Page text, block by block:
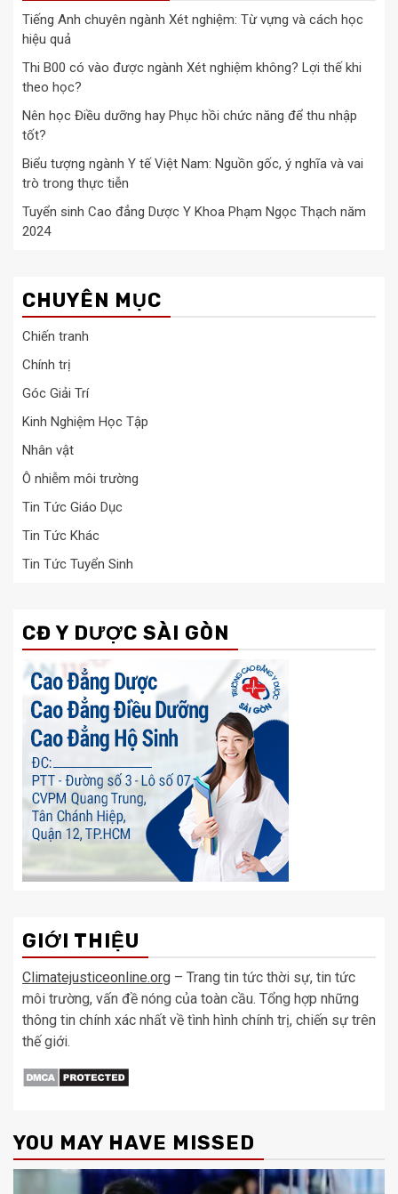
Tiếng Anh chuyên ngành Xét nghiệm: Từ vựng và cách học
hiệu quả
Thi B00 có vào được ngành Xét nghiệm không? Lợi thế khi
theo học?
Nên học Điều dưỡng hay Phục hồi chức năng để thu nhập
tốt?
Biểu tượng ngành Y tế Việt Nam: Nguồn gốc, ý nghĩa và vai
trò trong thực tiễn
Tuyển sinh Cao đẳng Dược Y Khoa Phạm Ngọc Thạch năm
2024
CHUYÊN MỤC
Chiến tranh
Chính trị
Góc Giải Trí
Kinh Nghiệm Học Tập
Nhân vật
Ô nhiễm môi trường
Tin Tức Giáo Dục
Tin Tức Khác
Tin Tức Tuyển Sinh
CĐ Y DƯỢC SÀI GÒN
GIỚI THIỆU
Climatejusticeonline.org – Trang tin tức thời sự, tin tức
môi trường, vấn đề nóng của toàn cầu. Tổng hợp những
thông tin chính xác nhất về tình hình chính trị, chiến sự trên
thế giới.
YOU MAY HAVE MISSED